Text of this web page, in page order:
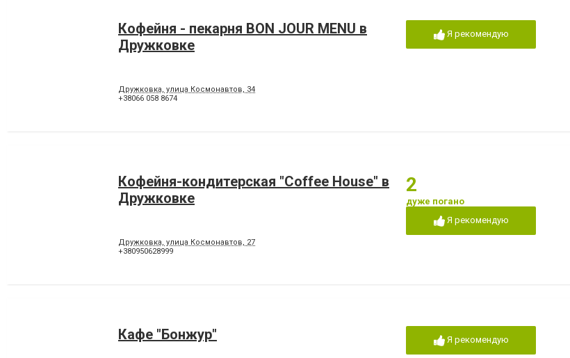
Кофейня - пекарня BON JOUR MENU в
Дружковке
Дружковка, улица Космонавтов, 34
+38066 058 8674
Я рекомендую
Кофейня-кондитерская "Coffeе House" в
Дружковке
Дружковка, улица Космонавтов, 27
+380950628999
2
дуже погано
Я рекомендую
Кафе "Бонжур" Я рекомендую